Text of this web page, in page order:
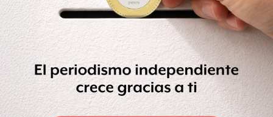
“En ningún momento y bajo ninguna circunstancia el
Centro de Alimentos del INTA analizó el menú del
producto ‘cajita feliz'”, aseguraron.
Lo que sí analizaron fueron productos “por separado, en
muestras cerradas, proporcionadas por la empresa
McDonald’s, en solo tres locales de su cadena”.